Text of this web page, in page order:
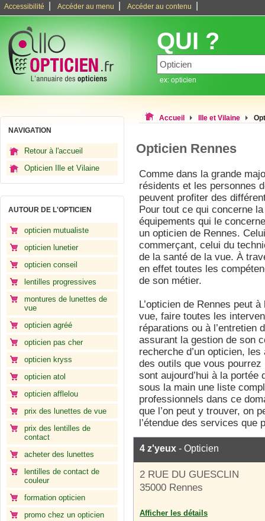
Accessibilité Accéder au menu Accéder au contenu
QUI ?
ex: opticien
NAVIGATION
Retour à l'accueil
Opticien Ille et Vilaine
AUTOUR DE L'OPTICIEN
opticien mutualiste
opticien lunetier
opticien conseil
lentilles progressives
montures de lunettes de
vue
opticien agréé
opticien pas cher
opticien kryss
opticien atol
opticien afflelou
prix des lunettes de vue
prix des lentilles de
contact
acheter des lunettes
lentilles de contact de
couleur
formation opticien
promo chez un opticien
Accueil Ille et Vilaine
Opticien Rennes
Comme dans la grande
résidents et les personnes
peuvent profiter des
Pour tout ce qui concerne
équipements qui le
un opticien de Rennes.
commerçant, celui du
de la santé de la vue. À
en effet toutes les
de son métier.
L’opticien de Rennes peut
vue, faire toutes les
réparations ou à l’entretien
assurant la gestion de son
recherche d’un opticien,
des outils que vous
sont aujourd’hui à la portée
sous la main une liste
professionnels dans ce
que l’on peut y trouver, on
l’étendue des services que
4 z'yeux - Opticien
2 RUE DU GUESCLIN
35000 Rennes
Afficher les détails